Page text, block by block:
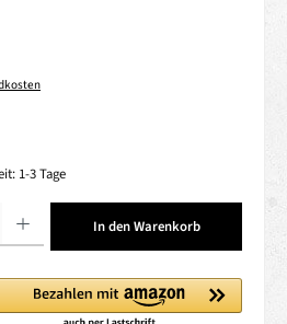
1-3 Tage
Wert ein oder benutze die Schaltflächen um
In den Warenkorb